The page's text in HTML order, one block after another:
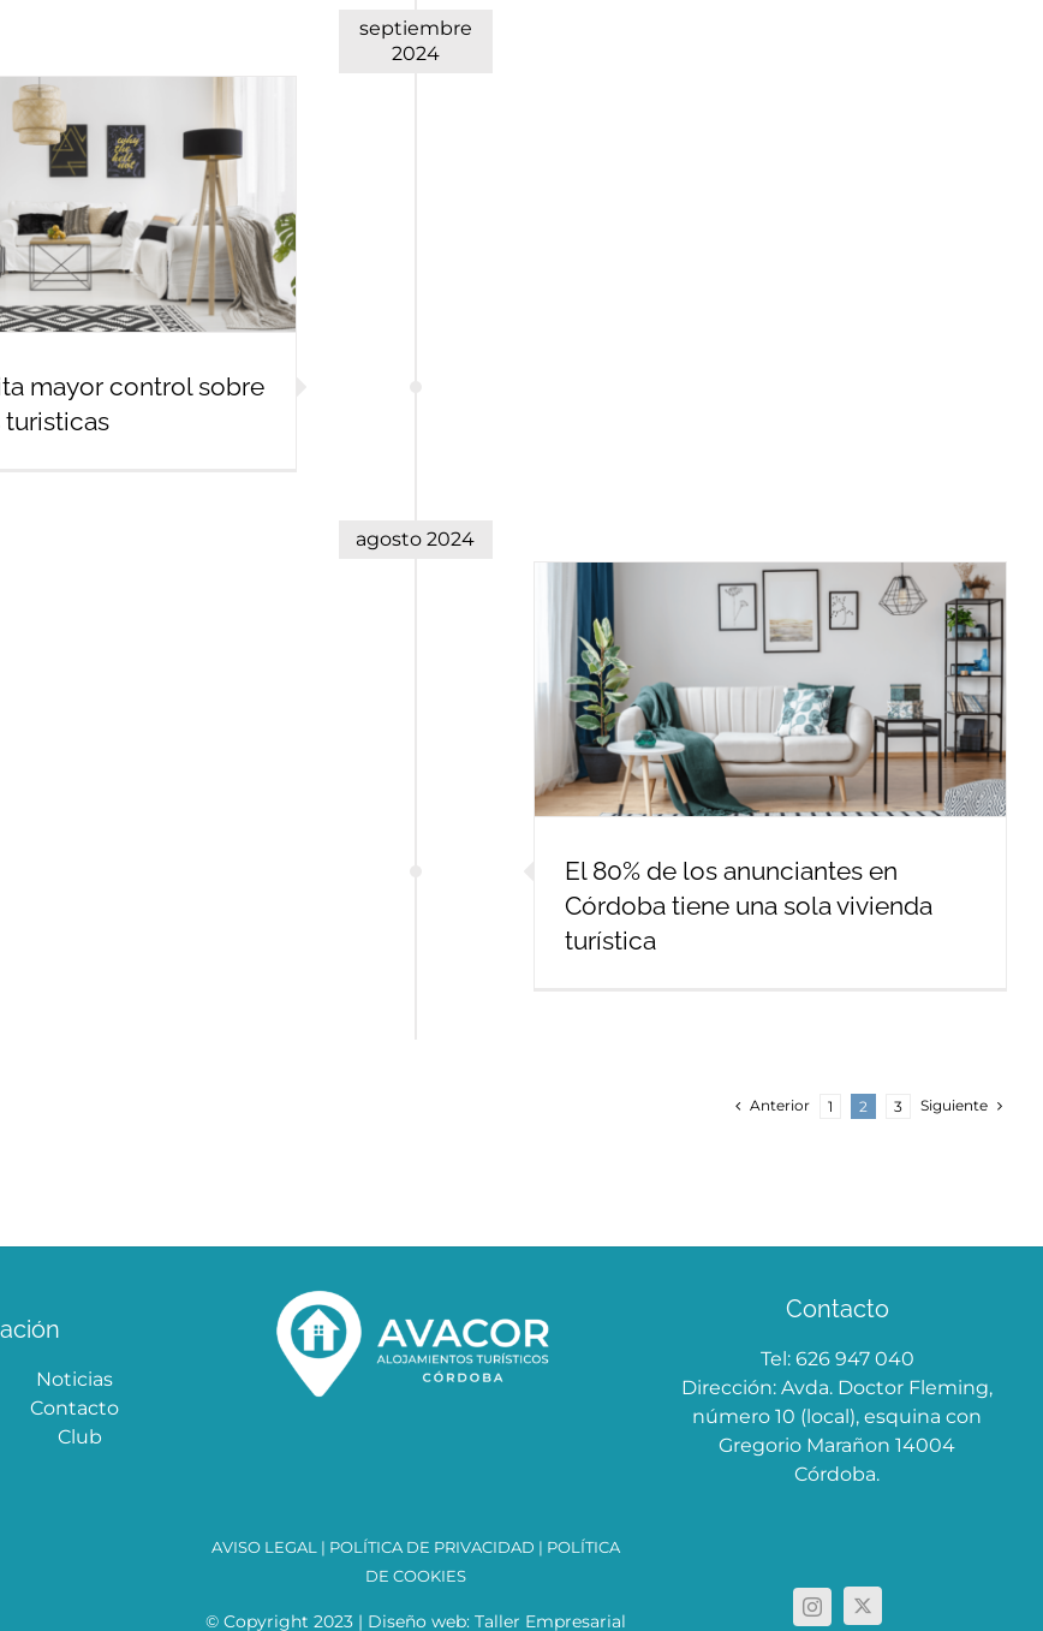
septiembre
2024
Avacor solicita mayor control sobre las
viviendas turisticas
mayor control sobre
turisticas
agosto 2024
El 80% de los anunciantes en
Córdoba tiene una sola vivienda
turística
Anterior 1 2 3 Siguiente
Noticias
Contacto
Club
Contacto
Tel: 626 947 040
Dirección: Avda. Doctor Fleming,
número 10 (local), esquina con
Gregorio Marañon 14004
Córdoba.
AVISO LEGAL | POLÍTICA DE PRIVACIDAD | POLÍTICA
DE COOKIES
© Copyright 2023 | Diseño web: Taller Empresarial